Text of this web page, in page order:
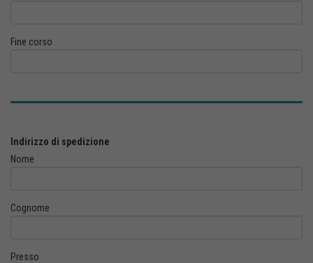
Fine corso
Indirizzo di spedizione
Nome
Cognome
Presso